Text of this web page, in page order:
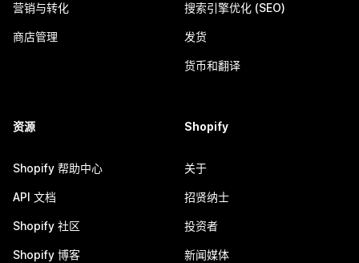
营销与转化
商店管理
搜索引擎优化 (SEO)
发货
货币和翻译
资源
Shopify 帮助中心
API 文档
Shopify 社区
Shopify 博客
Shopify
关于
招贤纳士
投资者
新闻媒体